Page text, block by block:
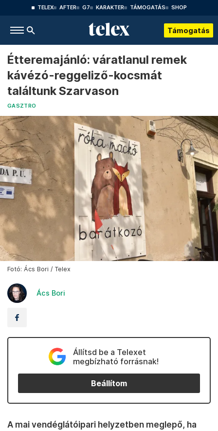
TELEX AFTER G7 KARAKTER TÁMOGATÁS SHOP
Támogatás
Étteremajánló: váratlanul remek
kávézó-reggeliző-kocsmát
találtunk Szarvason
GASZTRO
Fotó: Ács Bori / Telex
Ács Bori
Állítsd be a Telexet
megbízható forrásnak!
Beállítom
A mai vendéglátóipari helyzetben meglepő, ha